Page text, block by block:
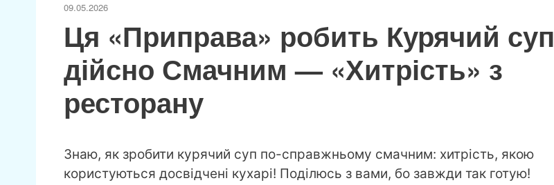
09.05.2026
Ця «Приправа» робить Курячий суп
дійсно Смачним — «Хитрість» з
ресторану
Знаю, як зробити курячий суп по-справжньому смачним: хитрість, якою
користуються досвідчені кухарі! Поділюсь з вами, бо завжди так готую!